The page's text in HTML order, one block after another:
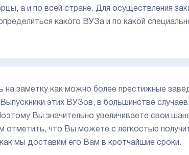
а и по всей стране. Для осуществления
какого ВУЗа и по какой
на заметку как можно более престижные
Выпускники этих ВУЗов, в большинстве
Вы значительно увеличиваете свои
отметить, что Вы можете с легкостью
мы доставим его Вам в кротчайшие сроки.